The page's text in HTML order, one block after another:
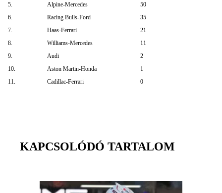
5.
Alpine-Mercedes
50
6.
Racing Bulls-Ford
35
7.
Haas-Ferrari
21
8.
Williams-Mercedes
11
9.
Audi
2
10.
Aston Martin-Honda
1
11.
Cadillac-Ferrari 0
KAPCSOLÓDÓ TARTALOM